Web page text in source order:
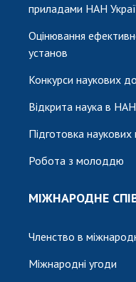
приладами НАН
Оцінювання
установ
Конкурси наукових
Відкрита наука в
Підготовка наукових
Робота з молоддю
МІЖНАРОДНЕ
Членство в
Міжнародні угоди